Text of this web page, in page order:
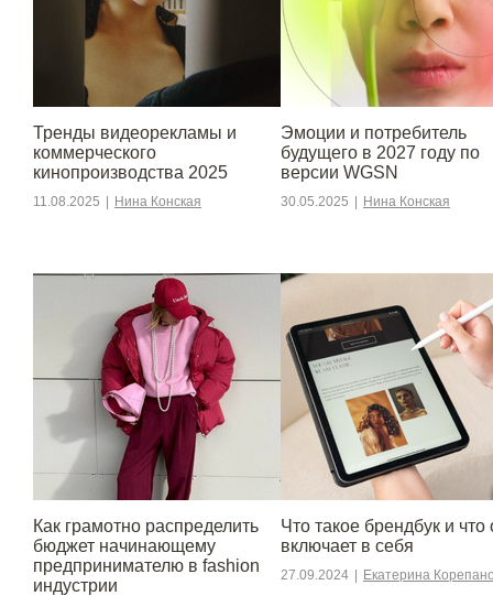
Тренды видеорекламы и
коммерческого
кинопроизводства 2025
11.08.2025 Нина Конская
Эмоции и потребитель
будущего в 2027 году по
версии WGSN
30.05.2025 Нина Конская
Как грамотно распределить
бюджет начинающему
предпринимателю в fashion
индустрии
Что такое брендбук и что
включает в себя
27.09.2024 Екатерина